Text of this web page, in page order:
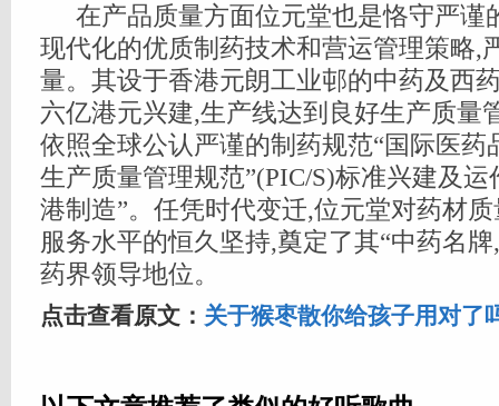
在产品质量方面位元堂也是恪守严谨
现代化的优质制药技术和营运管理策略,
量。其设于香港元朗工业邨的中药及西
六亿港元兴建,生产线达到良好生产质量
依照全球公认严谨的制药规范“国际医药
生产质量管理规范”(PIC/S)标准兴建及运
港制造”。任凭时代变迁,位元堂对药材
服务水平的恒久坚持,奠定了其“中药名
药界领导地位。
点击查看原文： 关于猴枣散你给孩子用对了